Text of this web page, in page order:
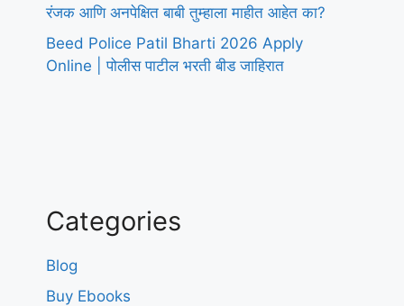
रंजक आणि अनपेक्षित बाबी तुम्हाला माहीत आहेत का?
Beed Police Patil Bharti 2026 Apply
Online | पोलीस पाटील भरती बीड जाहिरात
Categories
Blog
Buy Ebooks